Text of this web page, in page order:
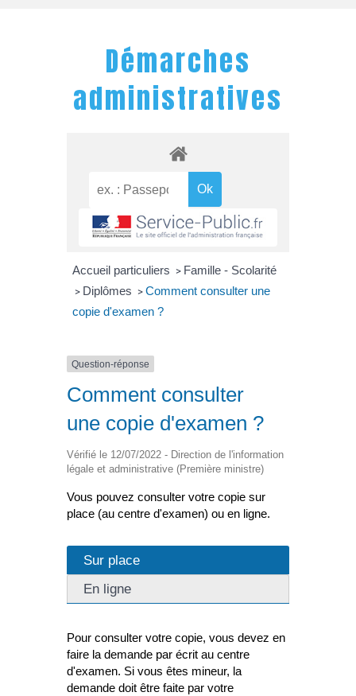
Démarches
administratives
Accueil particuliers > Famille - Scolarité
> Diplômes > Comment consulter une
copie d'examen ?
Question-réponse
Comment consulter
une copie d'examen ?
Vérifié le 12/07/2022 - Direction de l'information
légale et administrative (Première ministre)
Vous pouvez consulter votre copie sur
place (au centre d'examen) ou en ligne.
Sur place
En ligne
Pour consulter votre copie, vous devez en
faire la demande par écrit au centre
d'examen. Si vous êtes mineur, la
demande doit être faite par votre